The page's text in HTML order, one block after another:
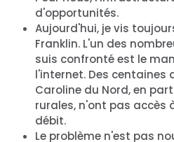
d'opportunités.
Aujourd'hui, je vis
Franklin. L'un des
suis confronté est le
l'internet. Des centaines
Caroline du Nord, en
rurales, n'ont pas accès
débit.
Le problème n'est pas